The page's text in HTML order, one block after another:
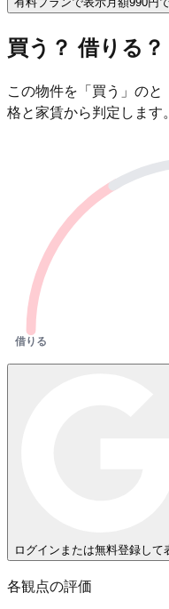
買う？ 借りる？
この物件を「買う」の
格と家賃から判定します。
借りる
ログインまたは無料登録して
各観点の評価